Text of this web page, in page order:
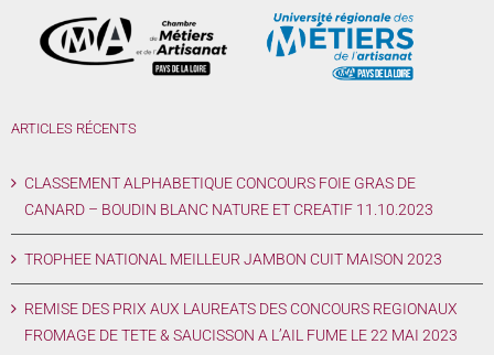
ARTICLES RÉCENTS
CLASSEMENT ALPHABETIQUE CONCOURS FOIE GRAS DE
CANARD – BOUDIN BLANC NATURE ET CREATIF 11.10.2023
TROPHEE NATIONAL MEILLEUR JAMBON CUIT MAISON 2023
REMISE DES PRIX AUX LAUREATS DES CONCOURS REGIONAUX
FROMAGE DE TETE & SAUCISSON A L’AIL FUME LE 22 MAI 2023